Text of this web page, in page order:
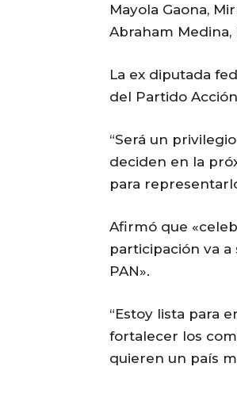
Mayola Gaona,
Abraham
La ex diputada
del Partido
“Será un
deciden en la
para
Afirmó que
participación va
PAN».
“Estoy lista para
fortalecer los
quieren un país